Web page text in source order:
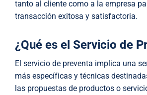
tanto al cliente como a la empresa
transacción exitosa y satisfactoria.
¿Qué es el Servicio de
El servicio de preventa implica una
más específicas y técnicas
las propuestas de productos o